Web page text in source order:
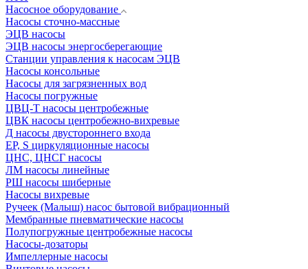
Насосное оборудование
Насосы сточно-массные
ЭЦВ насосы
ЭЦВ насосы энергосберегающие
Станции управления к насосам ЭЦВ
Насосы консольные
Насосы для загрязненных вод
Насосы погружные
ЦВЦ-Т насосы центробежные
ЦВК насосы центробежно-вихревые
Д насосы двустороннего входа
EP, S циркуляционные насосы
ЦНС, ЦНСГ насосы
ЛМ насосы линейные
РШ насосы шиберные
Насосы вихревые
Ручеек (Малыш) насос бытовой вибрационный
Мембранные пневматические насосы
Полупогружные центробежные насосы
Насосы-дозаторы
Импеллерные насосы